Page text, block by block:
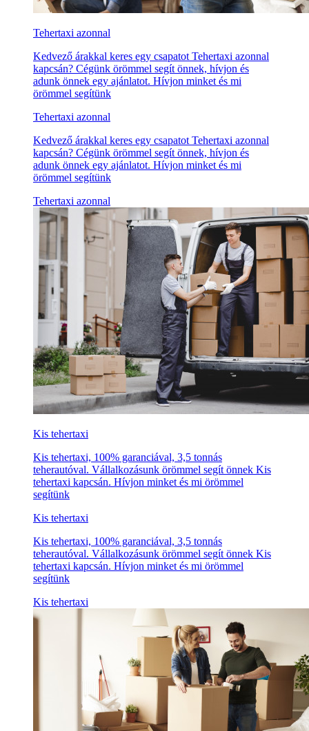
Tehertaxi azonnal
Kedvező árakkal keres egy csapatot Tehertaxi azonnal
kapcsán? Cégünk örömmel segít önnek, hívjon és
adunk önnek egy ajánlatot. Hívjon minket és mi
örömmel segítünk
Tehertaxi azonnal
Kedvező árakkal keres egy csapatot Tehertaxi azonnal
kapcsán? Cégünk örömmel segít önnek, hívjon és
adunk önnek egy ajánlatot. Hívjon minket és mi
örömmel segítünk
Tehertaxi azonnal
Kis tehertaxi
Kis tehertaxi, 100% garanciával, 3,5 tonnás
teherautóval. Vállalkozásunk örömmel segít önnek Kis
tehertaxi kapcsán. Hívjon minket és mi örömmel
segítünk
Kis tehertaxi
Kis tehertaxi, 100% garanciával, 3,5 tonnás
teherautóval. Vállalkozásunk örömmel segít önnek Kis
tehertaxi kapcsán. Hívjon minket és mi örömmel
segítünk
Kis tehertaxi